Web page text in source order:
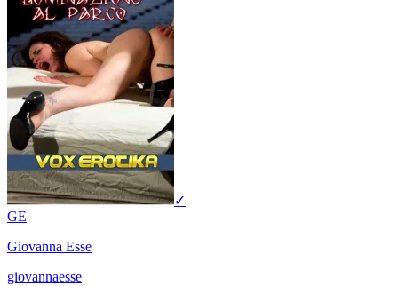
✓
GE
Giovanna Esse
giovannaesse